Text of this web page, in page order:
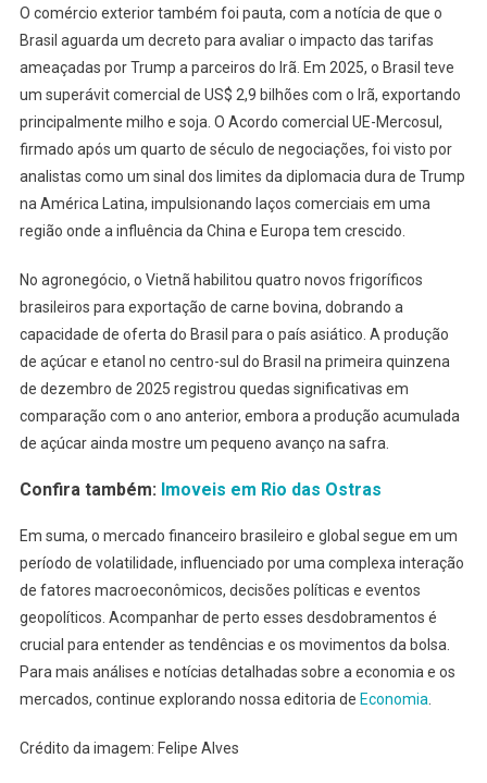
O comércio exterior também foi pauta, com a notícia de que o
Brasil aguarda um decreto para avaliar o impacto das tarifas
ameaçadas por Trump a parceiros do Irã. Em 2025, o Brasil teve
um superávit comercial de US$ 2,9 bilhões com o Irã, exportando
principalmente milho e soja. O Acordo comercial UE-Mercosul,
firmado após um quarto de século de negociações, foi visto por
analistas como um sinal dos limites da diplomacia dura de Trump
na América Latina, impulsionando laços comerciais em uma
região onde a influência da China e Europa tem crescido.
No agronegócio, o Vietnã habilitou quatro novos frigoríficos
brasileiros para exportação de carne bovina, dobrando a
capacidade de oferta do Brasil para o país asiático. A produção
de açúcar e etanol no centro-sul do Brasil na primeira quinzena
de dezembro de 2025 registrou quedas significativas em
comparação com o ano anterior, embora a produção acumulada
de açúcar ainda mostre um pequeno avanço na safra.
Confira também: Imoveis em Rio das Ostras
Em suma, o mercado financeiro brasileiro e global segue em um
período de volatilidade, influenciado por uma complexa interação
de fatores macroeconômicos, decisões políticas e eventos
geopolíticos. Acompanhar de perto esses desdobramentos é
crucial para entender as tendências e os movimentos da bolsa.
Para mais análises e notícias detalhadas sobre a economia e os
mercados, continue explorando nossa editoria de Economia.
Crédito da imagem: Felipe Alves